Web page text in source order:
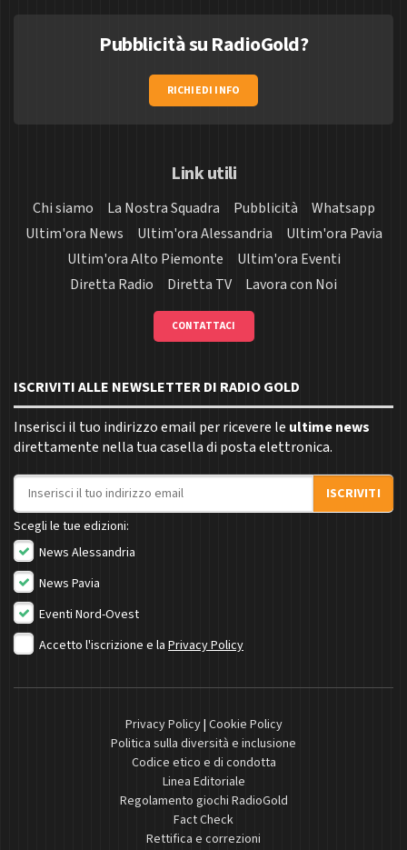
Pubblicità su RadioGold?
RICHIEDI INFO
Link utili
Chi siamo La Nostra Squadra Pubblicità
Whatsapp
Ultim'ora News
Ultim'ora Alessandria
Ultim'ora Pavia
Ultim'ora Alto Piemonte
Ultim'ora Eventi
Diretta Radio
Diretta TV Lavora con Noi
CONTATTACI
ISCRIVITI ALLE NEWSLETTER DI RADIO GOLD
Inserisci il tuo indirizzo email per ricevere le ultime news
direttamente nella tua casella di posta elettronica.
Indirizzo email
ISCRIVITI
Scegli le tue edizioni:
News Alessandria
News Pavia
Eventi Nord-Ovest
Accetto l'iscrizione e la Privacy Policy
Privacy Policy| Cookie Policy
Politica sulla diversità e inclusione
Codice etico e di condotta
Linea Editoriale
Regolamento giochi RadioGold
Fact Check
Rettifica e correzioni